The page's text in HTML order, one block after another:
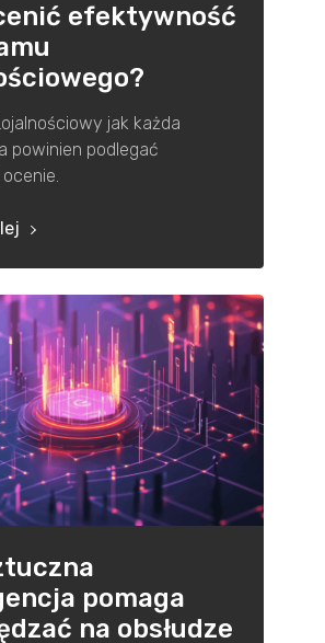
efektywność
jak każda
powinien podlegać
pomaga
na obsłudze